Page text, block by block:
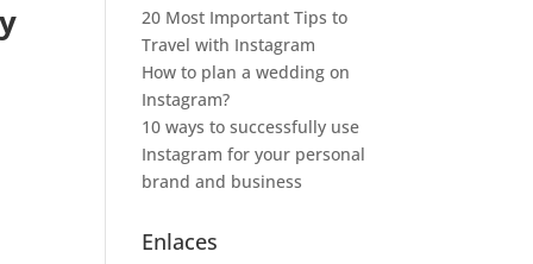
20 Most Important Tips to
Travel with Instagram
How to plan a wedding on
Instagram?
10 ways to successfully use
Instagram for your personal
brand and business
Enlaces